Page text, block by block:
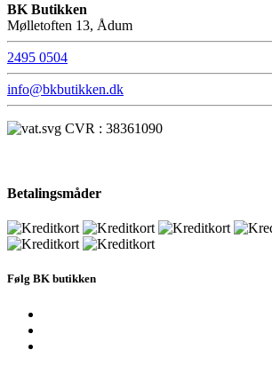
BK Butikken
Mølletoften 13, Ådum
2495 0504
info@bkbutikken.dk
CVR : 38361090
Betalingsmåder
Følg BK butikken